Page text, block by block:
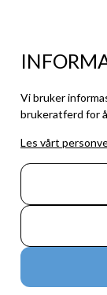
Vi bruker
brukeratferd for
Les vårt